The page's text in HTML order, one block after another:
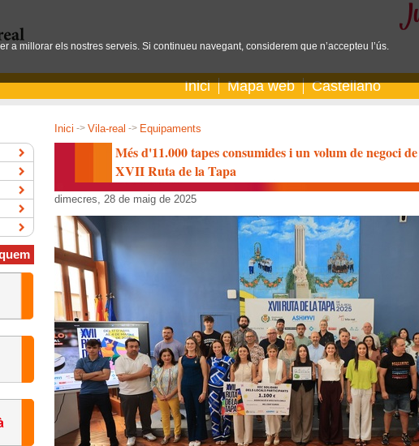
Inici Mapa web Castellano
Inici -> Vila-real -> Equipaments
Més d'11.000 tapes consumides i un volum de negoci
XVII Ruta de la Tapa
dimecres, 28 de maig de 2025
a millorar els nostres serveis. Si continueu navegant, considerem que n’accepteu l’ús.